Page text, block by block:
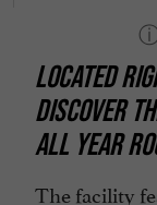
Sauna /
Terrace
Waterslides
open 7/7
LOCATED
DISCOVER
ALL YEAR
The facility